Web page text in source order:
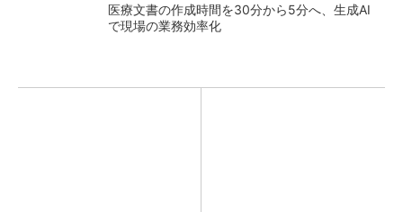
医療文書の作成時間を30分から5分へ、生成AI
で現場の業務効率化